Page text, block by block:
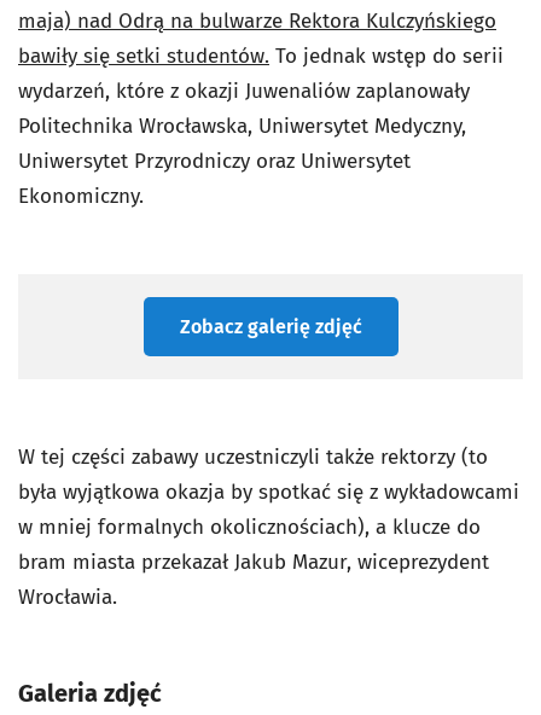
maja) nad Odrą na bulwarze Rektora Kulczyńskiego
bawiły się setki studentów. To jednak wstęp do serii
wydarzeń, które z okazji Juwenaliów zaplanowały
Politechnika Wrocławska, Uniwersytet Medyczny,
Uniwersytet Przyrodniczy oraz Uniwersytet
Ekonomiczny.
Zobacz galerię zdjęć
W tej części zabawy uczestniczyli także rektorzy (to
była wyjątkowa okazja by spotkać się z wykładowcami
w mniej formalnych okolicznościach), a klucze do
bram miasta przekazał Jakub Mazur, wiceprezydent
Wrocławia.
Galeria zdjęć